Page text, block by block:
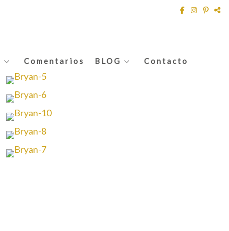
Comentarios BLOG Contacto